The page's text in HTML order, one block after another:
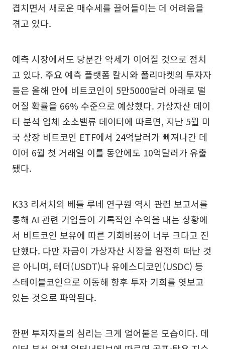
겹치면서 새로운 매수세를 끌어들이는 데 어려움을
겪고 있다.
예측 시장에서도 당분간 약세가 이어질 것으로 점치
고 있다. 주요 예측 플랫폼 칼시와 폴리마켓의 투자자
들은 올해 안에 비트코인이 5만5000달러 아래로 떨
어질 확률을 66% 수준으로 예상했다. 가상자산 데이
터 분석 업체 소소밸류 데이터에 따르면, 지난 5월 미
국 상장 비트코인 ETF에서 24억달러가 빠져나간 데
이어 6월 첫 거래일 이틀 동안에도 10억달러가 유출
됐다.
K33 리서치의 베틀 루네 연구원 역시 관련 보고서를
통해 AI 관련 기업들이 기록적인 수익을 내는 상황에
서 비트코인 보유에 따른 기회비용이 너무 크다고 진
단했다. 다만 자금이 가상자산 시장을 완전히 떠난 것
은 아니며, 테더(USDT)나 유에스디코인(USDC) 등
스테이블코인으로 이동해 향후 투자 기회를 엿보고
있는 것으로 파악된다.
한편 투자자들의 심리는 크게 얼어붙은 모습이다. 데